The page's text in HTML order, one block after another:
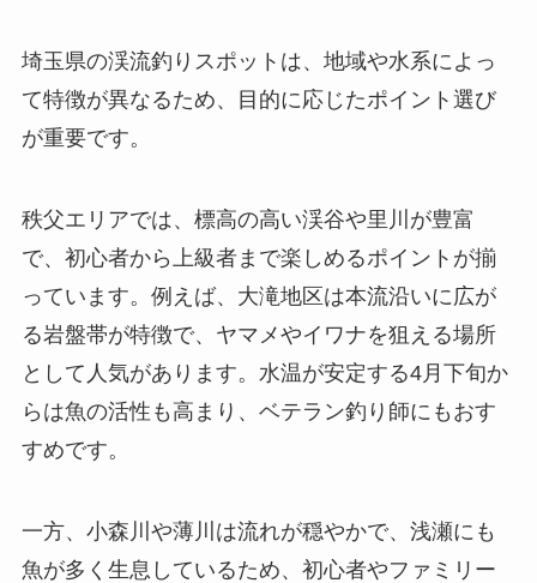
埼玉県の渓流釣りスポットは、地域や水系によっ
て特徴が異なるため、目的に応じたポイント選び
が重要です。
秩父エリアでは、標高の高い渓谷や里川が豊富
で、初心者から上級者まで楽しめるポイントが揃
っています。例えば、大滝地区は本流沿いに広が
る岩盤帯が特徴で、ヤマメやイワナを狙える場所
として人気があります。水温が安定する4月下旬か
らは魚の活性も高まり、ベテラン釣り師にもおす
すめです。
一方、小森川や薄川は流れが穏やかで、浅瀬にも
魚が多く生息しているため、初心者やファミリー